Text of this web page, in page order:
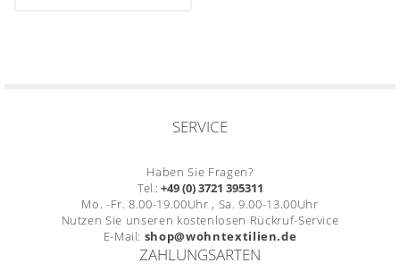
SERVICE
Haben Sie Fragen?
Tel.: +49 (0) 3721 395311
Mo. -Fr. 8.00-19.00Uhr , Sa. 9.00-13.00Uhr
Nutzen Sie unseren kostenlosen Rückruf-Service
E-Mail: shop@wohntextilien.de
ZAHLUNGSARTEN